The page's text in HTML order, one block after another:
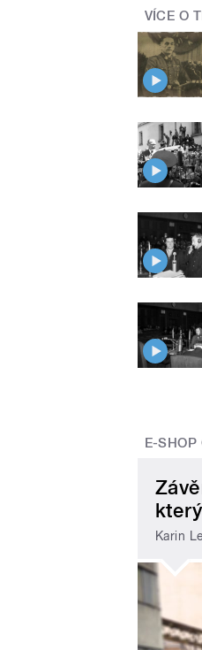
VÍCE O
E-SHOP
Karin